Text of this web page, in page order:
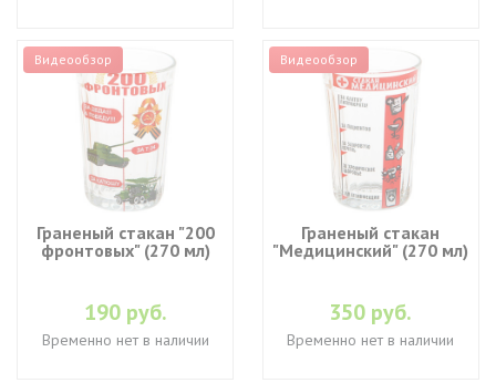
Видеообзор
Граненый стакан "200
фронтовых" (270 мл)
190 руб.
Временно нет в наличии
Видеообзор
Граненый стакан
"Медицинский" (270 мл)
350 руб.
Временно нет в наличии